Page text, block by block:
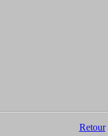
Retour